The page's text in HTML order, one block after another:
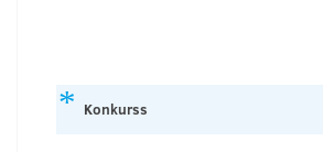
Konkurss